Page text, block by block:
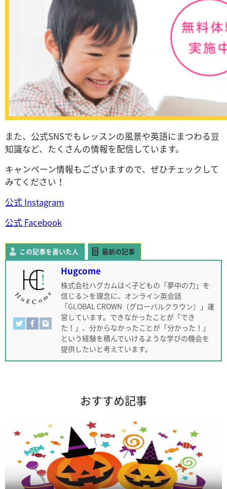
また、公式SNSでもレッスンの風景や英語にまつわる豆
知識など、たくさんの情報を配信しています。
キャンペーン情報もございますので、ぜひチェックして
みてください！
公式 Instagram
公式 Facebook
この記事を書いた人 最新の記事
Hugcome
株式会社ハグカムは＜子どもの「夢中の力」を
信じる＞を理念に、オンライン英会話
「GLOBAL CROWN（グローバルクラウン）」運
営しています。できなかったことが「でき
た！」、分からなかったことが「分かった！」
という経験を積んでいけるような学びの機会を
提供したいと考えています。
おすすめ記事